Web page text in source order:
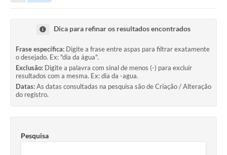
Dica para refinar os resultados encontrados
Frase específica: Digite a frase entre aspas para filtrar exatamente
o desejado. Ex: "dia da água".
Exclusão: Digite a palavra com sinal de menos (-) para excluir
resultados com a mesma. Ex: dia da -agua.
Datas:As datas consultadas na pesquisa são de Criação / Alteração
do registro.
Pesquisa